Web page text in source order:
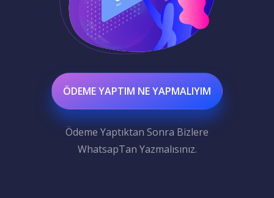
ÖDEME YAPTIM NE YAPMALIYIM
Ödeme Yaptıktan Sonra Bizlere
WhatsapTan Yazmalısınız.